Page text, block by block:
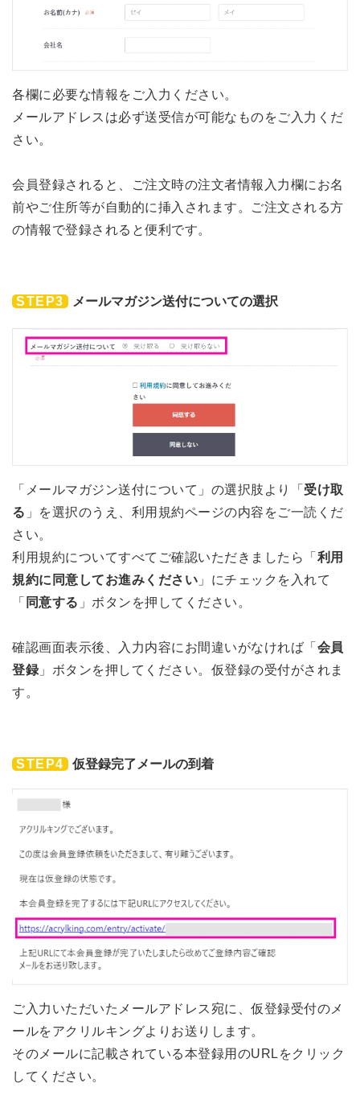
各欄に必要な情報をご入力ください。
メールアドレスは必ず送受信が可能なものをご入力くだ
さい。
会員登録されると、ご注文時の注文者情報入力欄にお名
前やご住所等が自動的に挿入されます。ご注文される方
の情報で登録されると便利です。
STEP3 メールマガジン送付についての選択
「メールマガジン送付について」の選択肢より「 受け取
る 」を選択のうえ、利用規約ページの内容をご一読くだ
さい。
利用規約についてすべてご確認いただきましたら「 利用
規約に同意してお進みください 」にチェックを入れて
「 同意する 」ボタンを押してください。
確認画面表示後、入力内容にお間違いがなければ「 会員
登録 」ボタンを押してください。仮登録の受付がされま
す。
STEP4 仮登録完了メールの到着
ご入力いただいたメールアドレス宛に、仮登録受付のメ
ールをアクリルキングよりお送りします。
そのメールに記載されている本登録用のURLをクリック
してください。